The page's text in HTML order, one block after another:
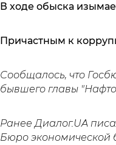
В ходе обыска
Причастным к
Сообщалось, что
бывшего главы
Ранее Диалог.UA
Бюро экономической